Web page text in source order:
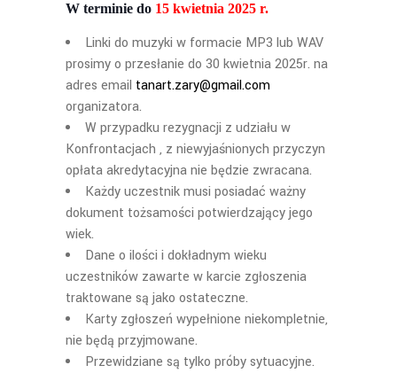
W terminie do 15 kwietnia 2025 r.
Linki do muzyki w formacie MP3 lub WAV
prosimy o przesłanie do 30 kwietnia 2025r. na
adres email tanart.zary@gmail.com
organizatora.
W przypadku rezygnacji z udziału w
Konfrontacjach , z niewyjaśnionych przyczyn
opłata akredytacyjna nie będzie zwracana.
Każdy uczestnik musi posiadać ważny
dokument tożsamości potwierdzający jego
wiek.
Dane o ilości i dokładnym wieku
uczestników zawarte w karcie zgłoszenia
traktowane są jako ostateczne.
Karty zgłoszeń wypełnione niekompletnie,
nie będą przyjmowane.
Przewidziane są tylko próby sytuacyjne.